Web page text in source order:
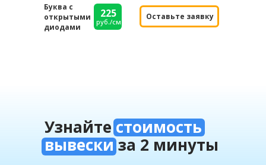
Буква с
открытыми
диодами
Оставьте заявку
руб./см
225
Узнайтестоимость
вывескиза 2 минуты